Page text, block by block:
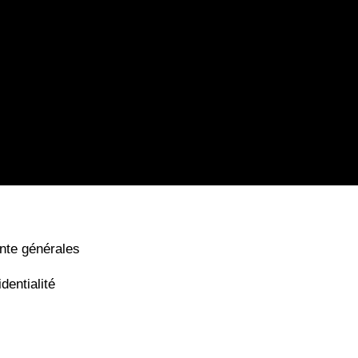
générales